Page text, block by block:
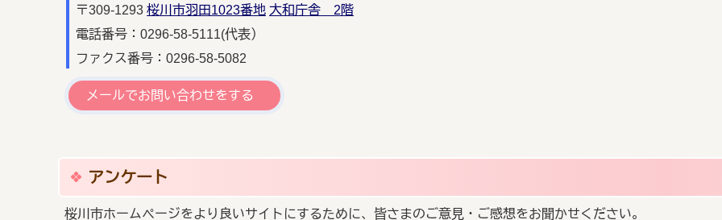
〒309-1293 桜川市羽田1023番地 大和庁舎 2階
電話番号：0296-58-5111(代表）
ファクス番号：0296-58-5082
メールでお問い合わせをする
アンケート
桜川市ホームページをより良いサイトにするために、皆さまのご意見・ご感想をお聞かせください。